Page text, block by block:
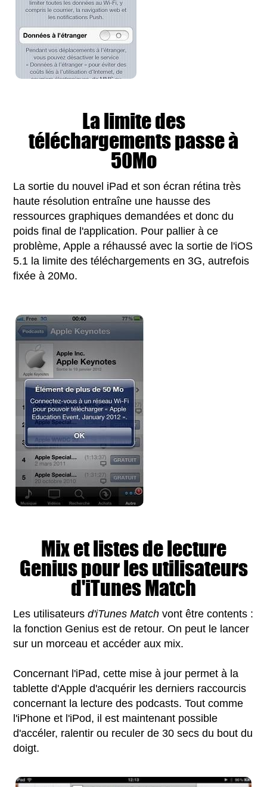
La limite des
téléchargements passe à
50Mo
La sortie du nouvel iPad et son écran rétina très
haute résolution entraîne une hausse des
ressources graphiques demandées et donc du
poids final de l'application. Pour pallier à ce
problème, Apple a réhaussé avec la sortie de l'iOS
5.1 la limite des téléchargements en 3G, autrefois
fixée à 20Mo.
Mix et listes de lecture
Genius pour les utilisateurs
d'iTunes Match
Les utilisateursd'iTunes Match vont être contents :
la fonction Genius est de retour. On peut le lancer
sur un morceau et accéder aux mix.
Concernant l'iPad, cette mise à jour permet à la
tablette d'Apple d'acquérir les derniers raccourcis
concernant la lecture des podcasts. Tout comme
l'iPhone et l'iPod, il est maintenant possible
d'accéler, ralentir ou reculer de 30 secs du bout du
doigt.